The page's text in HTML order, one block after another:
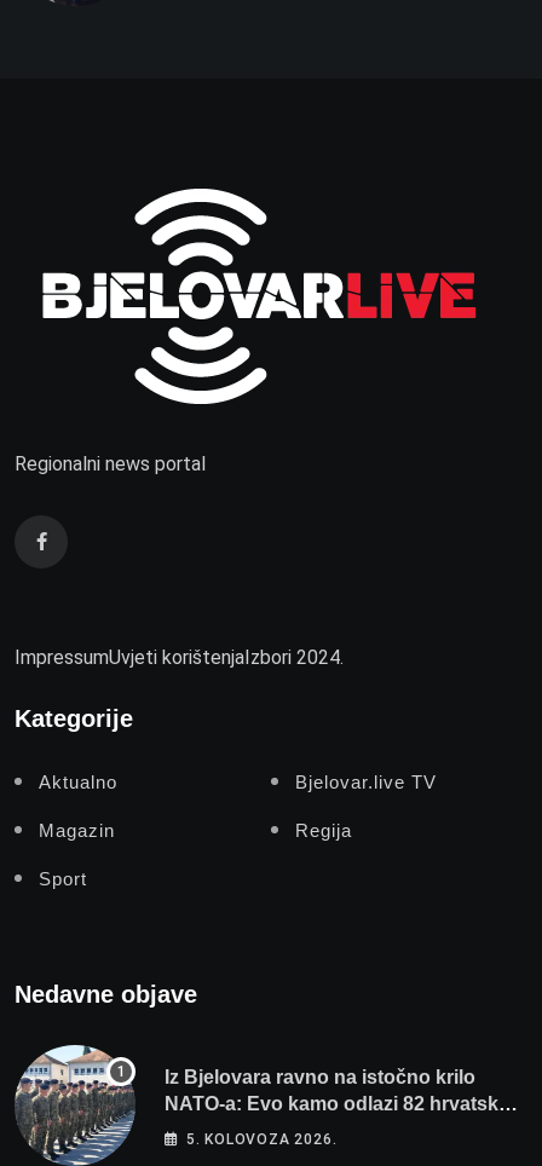
Regionalni news portal
ImpressumUvjeti korištenjaIzbori 2024.
Kategorije
Aktualno Bjelovar.live TV
Magazin Regija
Sport
Nedavne objave
Iz Bjelovara ravno na istočno krilo
NATO-a: Evo kamo odlazi 82 hrvatska
vojnika i 6 vojnikinja
5. KOLOVOZA 2026.